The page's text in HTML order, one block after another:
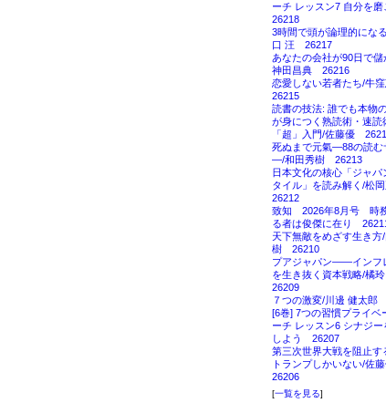
ーチ レッスン7 自分を
26218
3時間で頭が論理的にな
口 汪 26217
あなたの会社が90日で儲
神田昌典 26216
恋愛しない若者たち/牛
26215
読書の技法: 誰でも本物
が身につく熟読術・速読
「超」入門/佐藤優
死ぬまで元氣―88の読む
―/和田秀樹 26213
日本文化の核心「ジャパ
タイル」を読み解く/松
26212
致知 2026年8月号 時
る者は俊傑に在り
天下無敵をめざす生き方
樹 26210
プアジャパン――インフ
を生き抜く資本戦略/橘
26209
７つの激変/川邊 健太郎
[6巻] 7つの習慣プライベ
ーチ レッスン6 シナジー
しよう 26207
第三次世界大戦を阻止す
トランプしかいない/佐
26206
[一覧を見る]